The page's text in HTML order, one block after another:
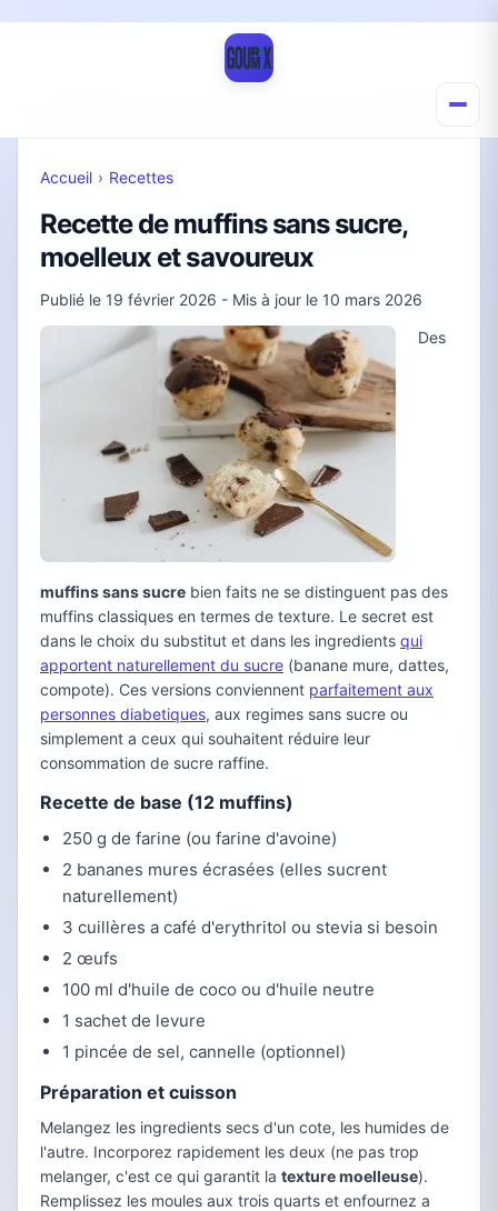
Accueil › Recettes
Recette de muffins sans sucre,
moelleux et savoureux
Publié le 19 février 2026 - Mis à jour le 10 mars 2026
Des
muffins sans sucre bien faits ne se distinguent pas des
muffins classiques en termes de texture. Le secret est
dans le choix du substitut et dans les ingredients qui
apportent naturellement du sucre (banane mure, dattes,
compote). Ces versions conviennent parfaitement aux
personnes diabetiques, aux regimes sans sucre ou
simplement a ceux qui souhaitent réduire leur
consommation de sucre raffine.
Recette de base (12 muffins)
250 g de farine (ou farine d'avoine)
2 bananes mures écrasées (elles sucrent
naturellement)
3 cuillères a café d'erythritol ou stevia si besoin
2 œufs
100 ml d'huile de coco ou d'huile neutre
1 sachet de levure
1 pincée de sel, cannelle (optionnel)
Préparation et cuisson
Melangez les ingredients secs d'un cote, les humides de
l'autre. Incorporez rapidement les deux (ne pas trop
melanger, c'est ce qui garantit la texture moelleuse).
Remplissez les moules aux trois quarts et enfournez a